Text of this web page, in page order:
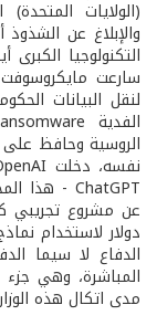
(الولايات
والإبلاغ عن
التكنولوجيا الكبرى
دولار لاستخدام
مدى اتكال هذه